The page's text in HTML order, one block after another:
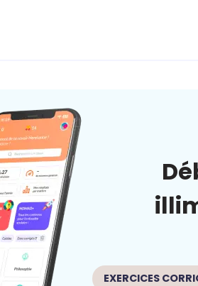
EXERCICES